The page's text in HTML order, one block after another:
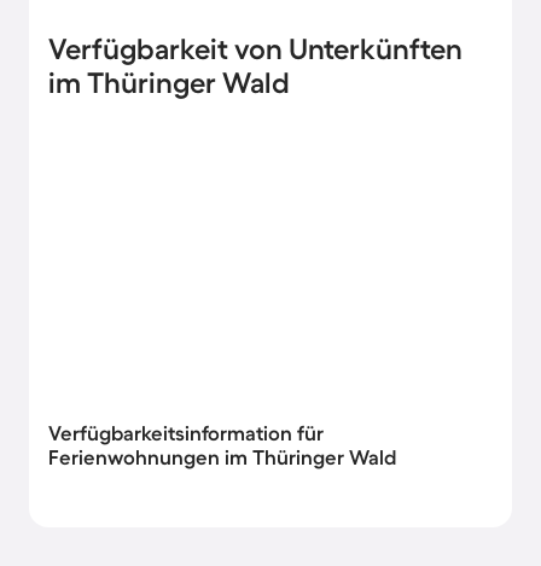
Verfügbarkeit von Unterkünften
im Thüringer Wald
Verfügbarkeitsinformation für
Ferienwohnungen im Thüringer Wald